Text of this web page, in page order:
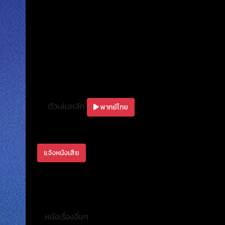
ตัวเล่นหลัก พากย์ไทย
แจ้งหนังเสีย
หนังเรื่องอื่นๆ